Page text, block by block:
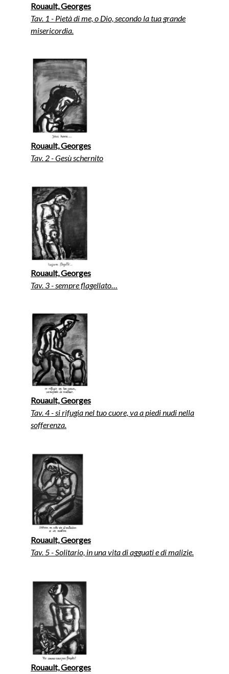
Rouault, Georges
Tav. 1 - Pietà di me, o Dio, secondo la tua grande
misericordia.
Rouault, Georges
Tav. 2 - Gesù schernito
Rouault, Georges
Tav. 3 - sempre flagellato…
Rouault, Georges
Tav. 4 - si rifugia nel tuo cuore, va a piedi nudi nella
sofferenza.
Rouault, Georges
Tav. 5 - Solitario, in una vita di agguati e di malizie.
Rouault, Georges